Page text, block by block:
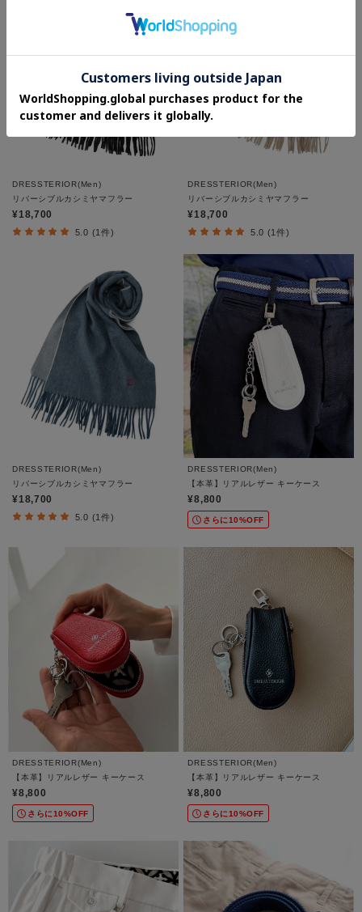
DRESSTERIOR(Men)
リバーシブルカシミヤマフラー
¥18,700
5.0 (1件)
DRESSTERIOR(Men)
リバーシブルカシミヤマフラー
¥18,700
5.0 (1件)
DRESSTERIOR(Men)
リバーシブルカシミヤマフラー
¥18,700
5.0 (1件)
DRESSTERIOR(Men)
【本革】リアルレザー キーケース
¥8,800
さらに10%OFF
DRESSTERIOR(Men)
【本革】リアルレザー キーケース
¥8,800
さらに10%OFF
DRESSTERIOR(Men)
【本革】リアルレザー キーケース
¥8,800
さらに10%OFF